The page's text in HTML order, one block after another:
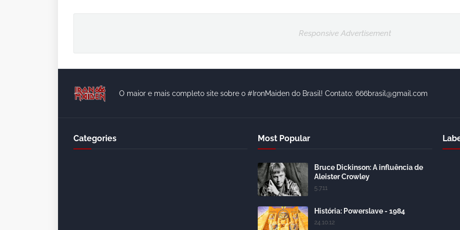
Responsive Advertisement
O maior e mais completo site sobre o #IronMaiden do Brasil! Contato: 666brasil@gmail.com
Categories Most Popular
Bruce Dickinson: A influência de
Aleister Crowley
5.7.11
História: Powerslave - 1984
24.10.12